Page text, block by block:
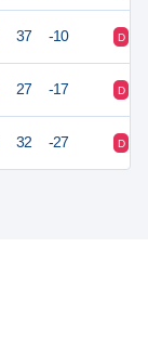
37 -10 D
27 -17 D
32 -27 D